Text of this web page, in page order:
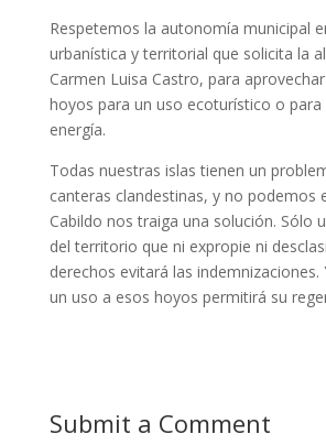
Respetemos la autonomía municipal
urbanística y territorial que solicita la
Carmen Luisa Castro, para
hoyos para un uso ecoturístico o para
energía.
Todas nuestras islas tienen un
canteras clandestinas, y no podemos
Cabildo nos traiga una solución. Sólo
del territorio que ni expropie ni
derechos evitará las indemnizaciones.
un uso a esos hoyos permitirá su
Submit a Comment